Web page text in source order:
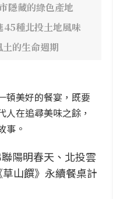
隱藏的綠色產地
45種北投土地風味
的生命週期
頓美好的餐宴，既要
在追尋美味之餘，
事。